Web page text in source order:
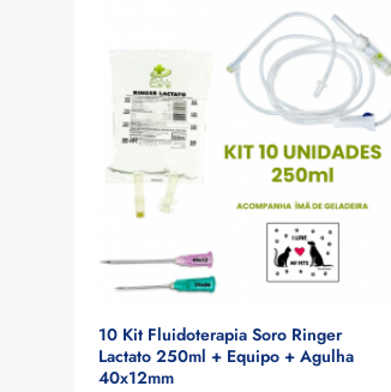
10 Kit Fluidoterapia Soro Ringer
Lactato 250ml + Equipo + Agulha
40x12mm